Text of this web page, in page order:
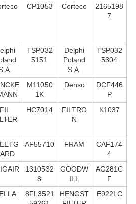
CP1053 Corteco
2165198
7
TSP032
5151
Delphi
Poland
S.А.
TSP032
5304
M11050
1K
Denso
DCF446
P
FIL
HC7014
FILTRO
N
K1037
AF55710 FRAM
CAF174
4
1310532
8
GOODW
ILL
AG281C
F
8FL3521
HENGST
E922LC